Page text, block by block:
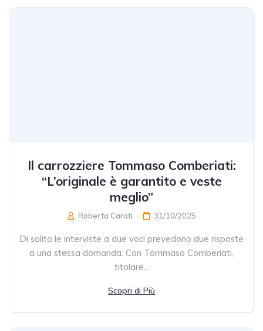
Il carrozziere Tommaso Comberiati:
“L’originale è garantito e veste
meglio”
Roberta Carati 31/10/2025
Di solito le interviste a due voci prevedono due risposte
a una stessa domanda. Con Tommaso Comberiati,
titolare...
Scopri di Più